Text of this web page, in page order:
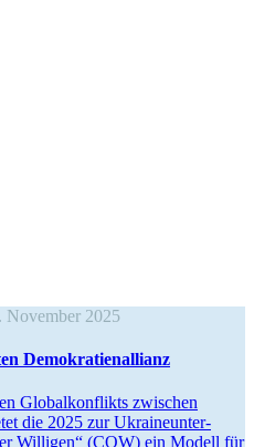
2025
Demokratienallianz
Global­kon­flikts zwischen
die 2025 zur Ukrai­ne­un­ter­
Willigen“ (COW) ein Modell für